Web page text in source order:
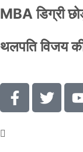
MBA डिग्री
थलपति विजय